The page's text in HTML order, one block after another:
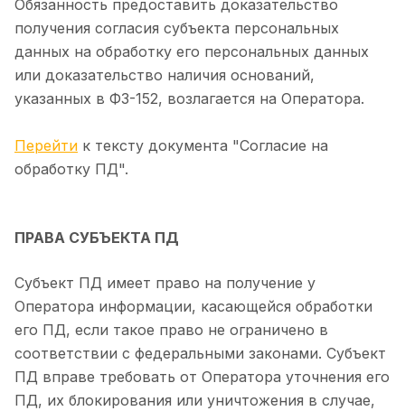
Обязанность предоставить доказательство
получения согласия субъекта персональных
данных на обработку его персональных данных
или доказательство наличия оснований,
указанных в ФЗ-152, возлагается на Оператора.
Перейти к тексту документа "Согласие на
обработку ПД".
ПРАВА СУБЪЕКТА ПД
Субъект ПД имеет право на получение у
Оператора информации, касающейся обработки
его ПД, если такое право не ограничено в
соответствии с федеральными законами. Субъект
ПД вправе требовать от Оператора уточнения его
ПД, их блокирования или уничтожения в случае,